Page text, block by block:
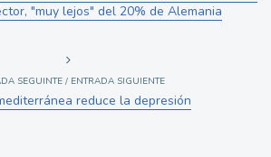
"muy lejos" del 20% de Alemania
SEGUINTE / ENTRADA SIGUIENTE
reduce la depresión